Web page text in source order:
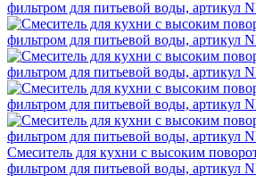
Смеситель для кухни с высоким
фильтром для питьевой воды, артикул